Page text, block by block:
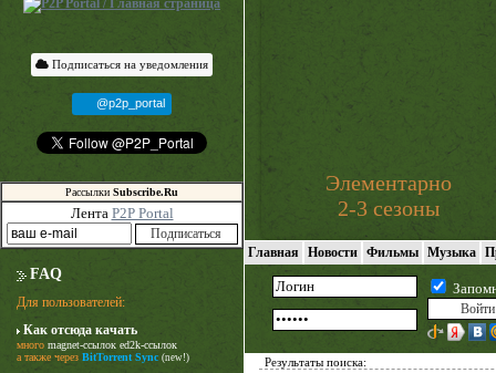
Подписаться на уведомления
@p2p_portal
Рассылки Subscribe.Ru
Лента P2P Portal
FAQ
Для пользователей:
Как отсюда качать
много magnet-ссылок ed2k-ссылок
а также через BitTorrent Sync (new!)
Элементарно
2-3 сезоны
Главная Новости Фильмы Музыка
Результаты поиска: